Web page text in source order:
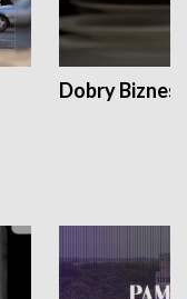
Dobry Biznes